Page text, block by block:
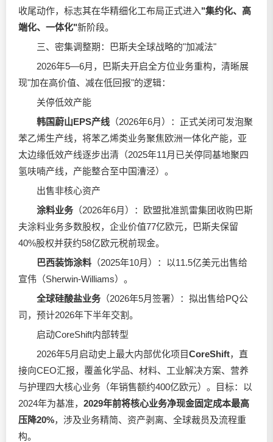
收尾动作，标志其在华精细化工布局正式进入"集约化、高
端化、一体化"新阶段。
三、密集调整期：巴斯夫全球战略的"加减法"
2026年5—6月，巴斯夫开启全方位业务重构，清晰展
现"加在高价值、减在低回报"的逻辑：
关停低效产能
韩国蔚山EPS产线 （2026年6月）：正式关闭可发泡聚
苯乙烯生产线，将苯乙烯类业务聚焦欧洲一体化产能，亚
太边缘低效产线逐步出清（2025年11月已关停同基地聚四
氢呋喃产线，产能整合至中国漕泾）。
出售非核心资产
涂料业务 （2026年6月）：欧盟批准凯雷集团收购巴斯
夫涂料业务多数股权，企业价值77亿欧元，巴斯夫保留
40%股权并获约58亿欧元税前现金。
巴西装饰涂料 （2025年10月）：以11.5亿美元出售给
宣伟（Sherwin-Williams）。
全球硅酸盐业务 （2026年5月签署）：拟出售给PQ公
司，预计2026年下半年交割。
启动CoreShift内部转型
2026年5月启动史上最大内部优化项目CoreShift，直
接向CEO汇报，覆盖化学品、材料、工业解决方案、营养
与护理四大核心业务（年销售额约400亿欧元）。目标：以
2024年为基准， 2029年前将核心业务净现金固定成本最高
压降20%，涉及业务精简、资产剥离、全球裁员及流程重
构。